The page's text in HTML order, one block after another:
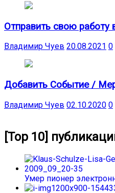
Отправить свою работу
Владимир Чуев 20.08.2021 0
Добавить Событие /
Владимир Чуев 02.10.2020 0
[Top 10]
Умер пионер